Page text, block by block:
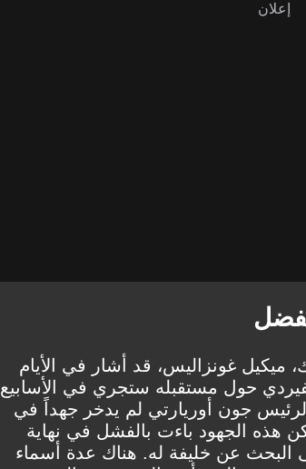
ميكيل غونزاليس، قد أشار في الأيام
حول مستقبله ستجري في الأسابيع
الرئيس جون أوريارتي لم يدخر جهداً في
هذه الجهود باءت بالفشل في نهاية
البحث عن خليفة له. هناك عدة أسماء